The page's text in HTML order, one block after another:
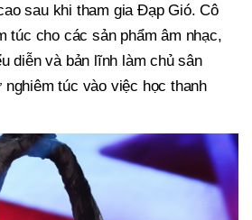
sau khi tham gia Đạp Gió. Cô
túc cho các sản phẩm âm nhạc,
diễn và bản lĩnh làm chủ sân
túc vào việc học thanh